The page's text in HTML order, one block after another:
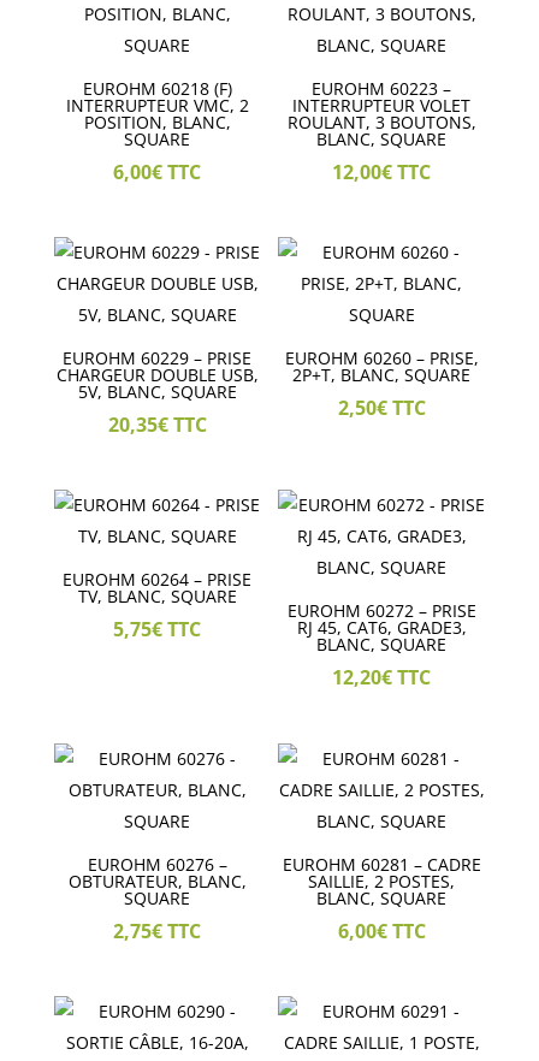
EUROHM 60218 (F)
INTERRUPTEUR VMC, 2
POSITION, BLANC,
SQUARE
6,00€TTC
EUROHM 60223 –
INTERRUPTEUR VOLET
ROULANT, 3 BOUTONS,
BLANC, SQUARE
12,00€TTC
EUROHM 60229 – PRISE
CHARGEUR DOUBLE USB,
5V, BLANC, SQUARE
20,35€TTC
EUROHM 60260 – PRISE,
2P+T, BLANC, SQUARE
2,50€TTC
EUROHM 60264 – PRISE
TV, BLANC, SQUARE
5,75€TTC
EUROHM 60272 – PRISE
RJ 45, CAT6, GRADE3,
BLANC, SQUARE
12,20€TTC
EUROHM 60276 –
OBTURATEUR, BLANC,
SQUARE
2,75€TTC
EUROHM 60281 – CADRE
SAILLIE, 2 POSTES,
BLANC, SQUARE
6,00€TTC